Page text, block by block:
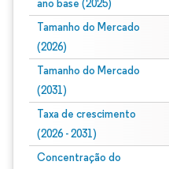
ano base (2025)
Tamanho do Mercado
(2026)
Tamanho do Mercado
(2031)
Taxa de crescimento
(2026 - 2031)
Concentração do